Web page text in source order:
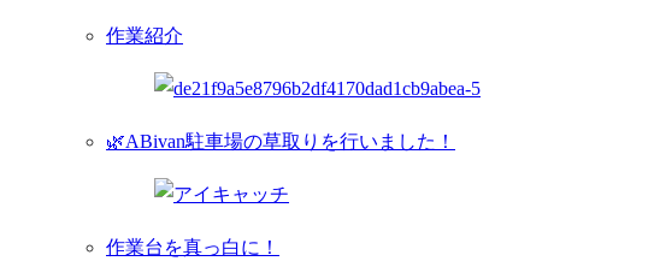
作業紹介
🌿ABivan駐車場の草取りを行いました！
作業台を真っ白に！